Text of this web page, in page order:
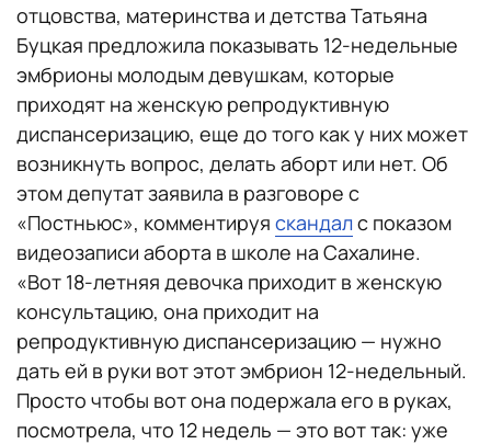
отцовства, материнства и детства Татьяна
Буцкая предложила показывать 12-недельные
эмбрионы молодым девушкам, которые
приходят на женскую репродуктивную
диспансеризацию, еще до того как у них может
возникнуть вопрос, делать аборт или нет. Об
этом депутат заявила в разговоре с
«Постньюс», комментируя скандалс показом
видеозаписи аборта в школе на Сахалине.
«Вот 18-летняя девочка приходит в женскую
консультацию, она приходит на
репродуктивную диспансеризацию — нужно
дать ей в руки вот этот эмбрион 12-недельный.
Просто чтобы вот она подержала его в руках,
посмотрела, что 12 недель — это вот так: уже